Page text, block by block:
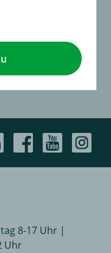
8-17 Uhr |
Uhr